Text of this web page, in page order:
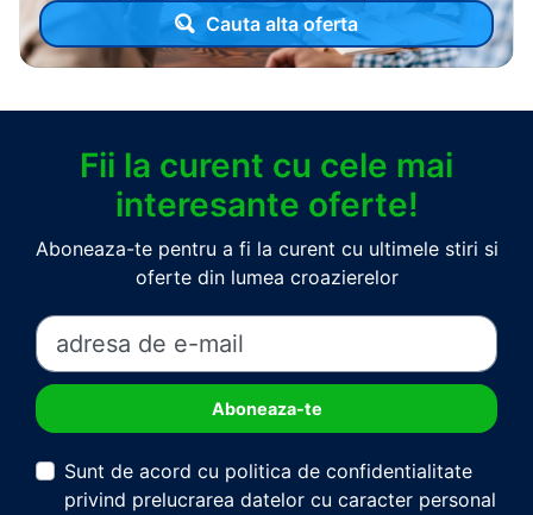
Cauta alta oferta
Fii la curent cu cele mai
interesante oferte!
Aboneaza-te pentru a fi la curent cu ultimele stiri si
oferte din lumea croazierelor
Sunt de acord cu politica de confidentialitate
privind prelucrarea datelor cu caracter personal